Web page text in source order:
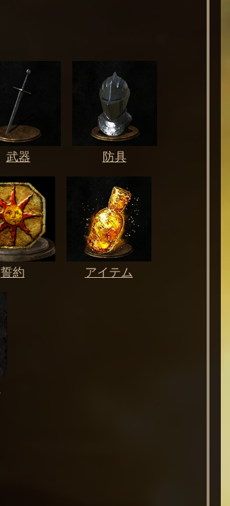
武器 防具
誓約 アイテム